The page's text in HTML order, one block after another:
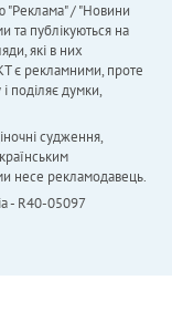
"Реклама" / "Новини
та публікуються на
які в них
є рекламними, проте
поділяє думки,
судження,
несе рекламодавець.
- R40-05097